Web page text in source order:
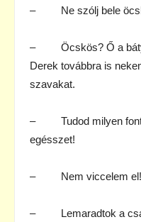
– Ne szólj bele
– Öcskös? Ő a
Derek továbbra is
szavakat.
– Tudod milyen
egésszet!
– Nem viccelem el!
– Lemaradtok a